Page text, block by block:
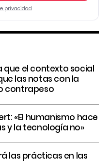
privacidad
que el contexto social
las notas con la
contrapeso
«El humanismo hace
y la tecnología no»
las prácticas en las